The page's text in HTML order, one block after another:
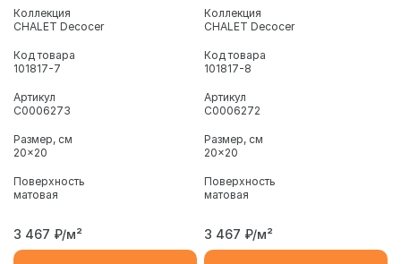
Коллекция
CHALET Decocer
Код товара
101817-7
Артикул
С0006273
Размер, см
20x20
Поверхность
матовая
3 467 ₽/м²
Коллекция
CHALET Decocer
Код товара
101817-8
Артикул
С0006272
Размер, см
20x20
Поверхность
матовая
3 467 ₽/м²